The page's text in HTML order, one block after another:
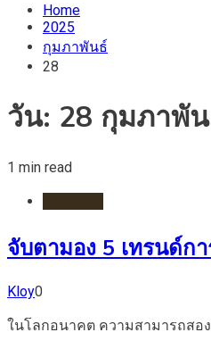
Home
2025
กุมภาพันธ์
28
วัน: 28 กุมภาพั
1 min read
จับตามอง 5 เทรนด์ก
Kloy0
ในโลกอนาคต ความสามารถสอ